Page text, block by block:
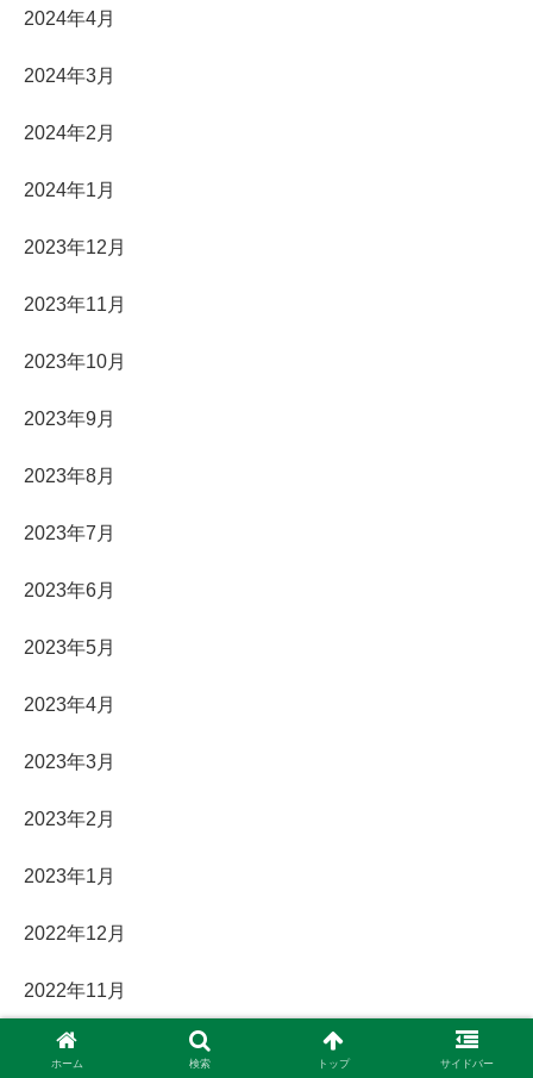
2024年4月
2024年3月
2024年2月
2024年1月
2023年12月
2023年11月
2023年10月
2023年9月
2023年8月
2023年7月
2023年6月
2023年5月
2023年4月
2023年3月
2023年2月
2023年1月
2022年12月
2022年11月
2022年10月
ホーム 検索 トップ サイドバー